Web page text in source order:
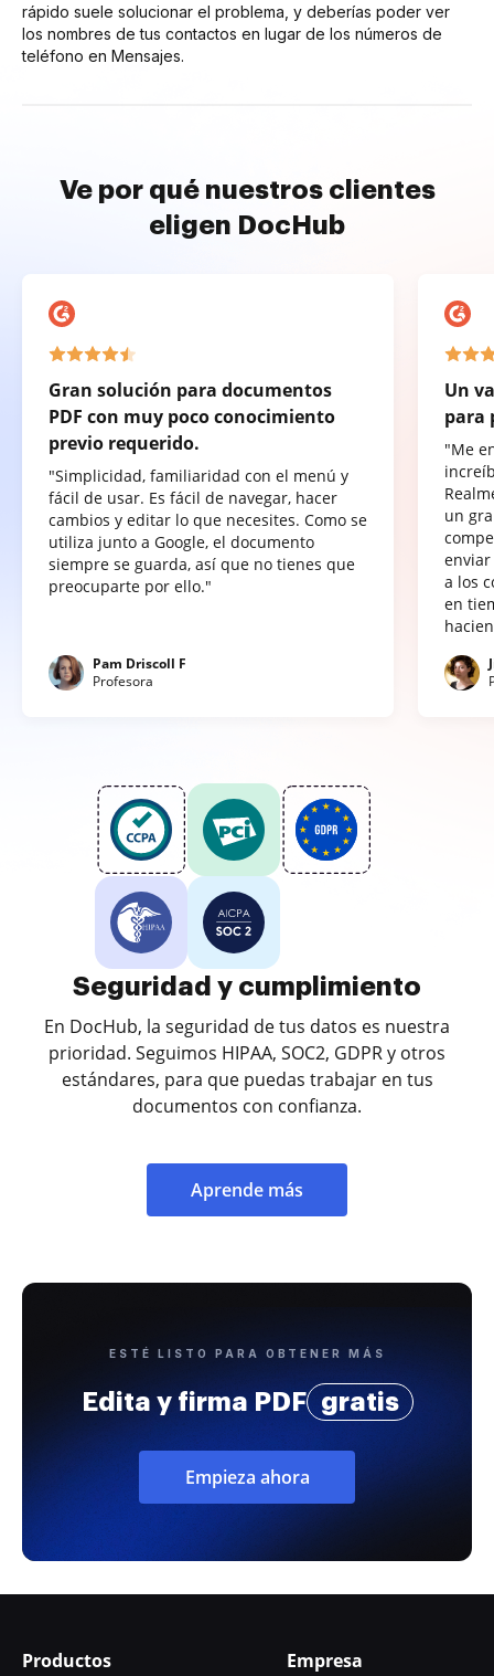
rápido suele solucionar el problema, y deberías poder ver
los nombres de tus contactos en lugar de los números de
teléfono en Mensajes.
Ve por qué nuestros clientes
eligen DocHub
Gran solución para documentos
PDF con muy poco conocimiento
previo requerido.
"Simplicidad, familiaridad con el menú y
fácil de usar. Es fácil de navegar, hacer
cambios y editar lo que necesites. Como se
utiliza junto a Google, el documento
siempre se guarda, así que no tienes que
preocuparte por ello."
Pam Driscoll F
Profesora
Un
para
"Me
un
a los
en
Seguridad y cumplimiento
En DocHub, la seguridad de tus datos es nuestra
prioridad. Seguimos HIPAA, SOC2, GDPR y otros
estándares, para que puedas trabajar en tus
documentos con confianza.
Aprende más
ESTÉ LISTO PARA OBTENER MÁS
Edita y firma PDF gratis
Empieza ahora
Productos Empresa